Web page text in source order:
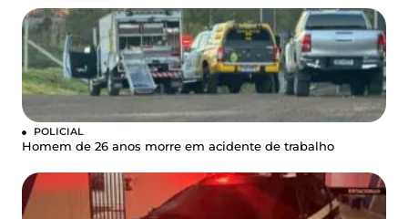
POLICIAL
Homem de 26 anos morre em acidente de trabalho